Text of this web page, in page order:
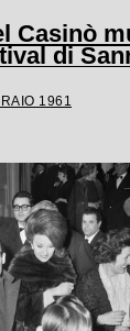
Casinò
di
1961